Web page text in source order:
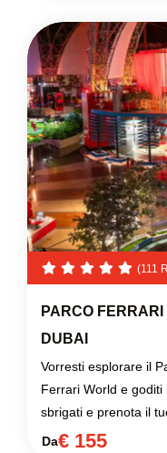
(111
PARCO
DUBAI
Vorresti esplorare il
Ferrari World e goditi
sbrigati e prenota il
Da€ 155